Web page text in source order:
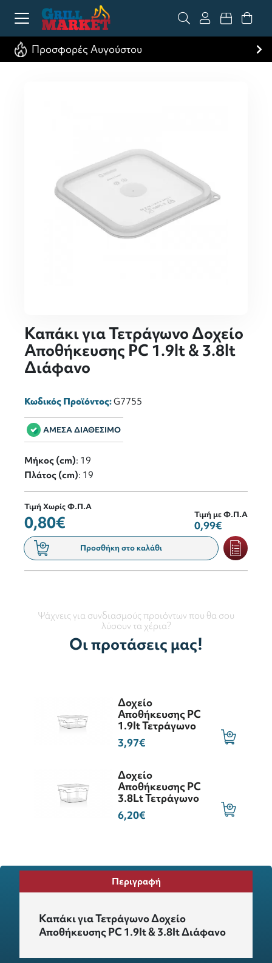
Προσφορές Αυγούστου
Καπάκι για Τετράγωνο Δοχείο
Αποθήκευσης PC 1.9lt & 3.8lt
Διάφανο
Κωδικός Προϊόντος:G7755
ΑΜΕΣΑ ΔΙΑΘΕΣΙΜΟ
Μήκος (cm): 19
Πλάτος (cm): 19
Τιμή Χωρίς Φ.Π.Α
0,80€ Τιμή με Φ.Π.Α
0,99€
Προσθήκη στο καλάθι
Ψάχνεις για συνδιασμούς προιόντων που θα σου
λύσουν τα χέρια?
Οι προτάσεις μας!
Δοχείο
Αποθήκευσης PC
1.9lt Τετράγωνο
3,97€
Δοχείο
Αποθήκευσης PC
3.8Lt Τετράγωνο
6,20€
Περιγραφή
Καπάκι για Τετράγωνο Δοχείο
Αποθήκευσης PC 1.9lt & 3.8lt Διάφανο